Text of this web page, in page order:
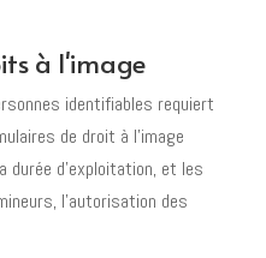
à l'image
identifiables requiert
de droit à l'image
durée d'exploitation, et les
l'autorisation des